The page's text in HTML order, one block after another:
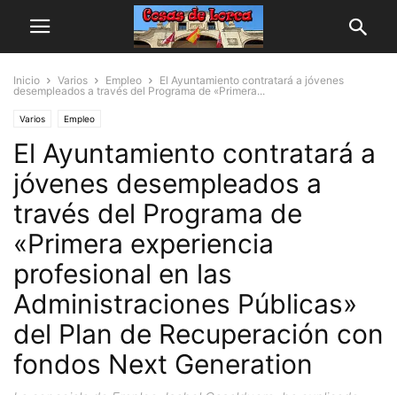
Inicio Varios Empleo
El Ayuntamiento contratará a jóvenes
desempleados a través del Programa de «Primera...
Varios Empleo
El Ayuntamiento contratará a
jóvenes desempleados a
través del Programa de
«Primera experiencia
profesional en las
Administraciones Públicas»
del Plan de Recuperación con
fondos Next Generation